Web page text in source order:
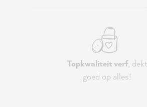
Topkwaliteit verf, dekt
goed op alles!